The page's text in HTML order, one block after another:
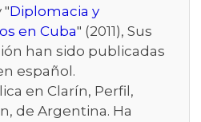
"Diplomacia y
en Cuba" (2011), Sus
han sido publicadas
español.
en Clarín, Perfil,
de Argentina. Ha